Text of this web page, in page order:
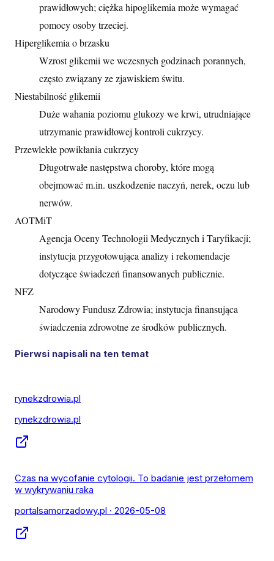
prawidłowych; ciężka hipoglikemia może wymagać
pomocy osoby trzeciej.
Hiperglikemia o brzasku
Wzrost glikemii we wczesnych godzinach porannych,
często związany ze zjawiskiem świtu.
Niestabilność glikemii
Duże wahania poziomu glukozy we krwi, utrudniające
utrzymanie prawidłowej kontroli cukrzycy.
Przewlekłe powikłania cukrzycy
Długotrwałe następstwa choroby, które mogą
obejmować m.in. uszkodzenie naczyń, nerek, oczu lub
nerwów.
AOTMiT
Agencja Oceny Technologii Medycznych i Taryfikacji;
instytucja przygotowująca analizy i rekomendacje
dotyczące świadczeń finansowanych publicznie.
NFZ
Narodowy Fundusz Zdrowia; instytucja finansująca
świadczenia zdrowotne ze środków publicznych.
Pierwsi napisali na ten temat
rynekzdrowia.pl
rynekzdrowia.pl
Czas na wycofanie cytologii. To badanie jest przełomem
w wykrywaniu raka
portalsamorzadowy.pl · 2026-05-08